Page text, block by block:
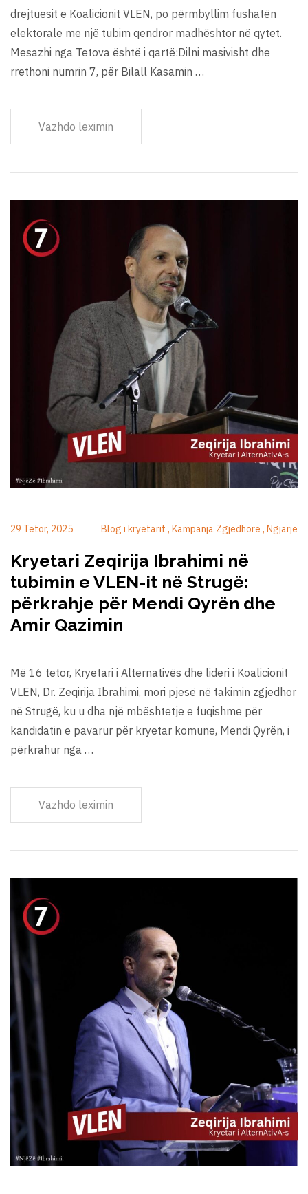
drejtuesit e Koalicionit VLEN, po përmbyllim fushatën
elektorale me një tubim qendror madhështor në qytet.
Mesazhi nga Tetova është i qartë:Dilni masivisht dhe
rrethoni numrin 7, për Bilall Kasamin …
Vazhdo leximin
29 Tetor, 2025 Blog i kryetarit Kampanja Zgjedhore Ngjarje
Kryetari Zeqirija Ibrahimi në
tubimin e VLEN-it në Strugë:
përkrahje për Mendi Qyrën dhe
Amir Qazimin
Më 16 tetor, Kryetari i Alternativës dhe lideri i Koalicionit
VLEN, Dr. Zeqirija Ibrahimi, mori pjesë në takimin zgjedhor
në Strugë, ku u dha një mbështetje e fuqishme për
kandidatin e pavarur për kryetar komune, Mendi Qyrën, i
përkrahur nga …
Vazhdo leximin